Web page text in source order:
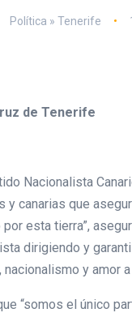
Política » Tenerife
de Tenerife
Nacionalista
y canarias que
esta tierra”,
dirigiendo y
y amor a
“somos el único